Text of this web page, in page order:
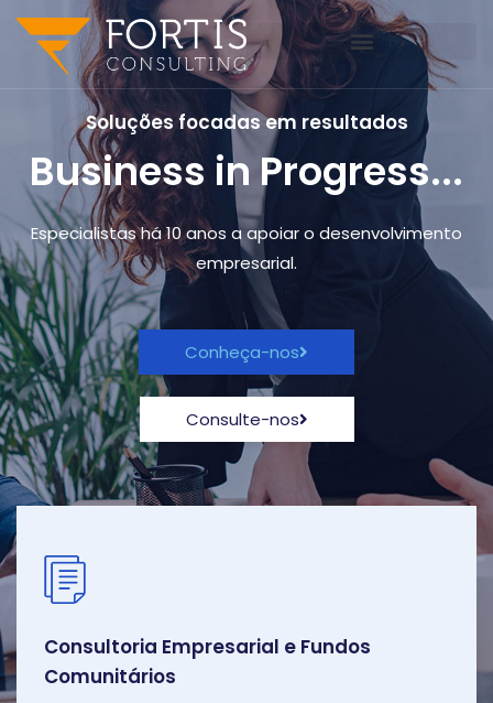
Soluções focadas em resultados
Business in Progress...
Especialistas há 10 anos a apoiar o desenvolvimento
empresarial.
Conheça-nos
Consulte-nos
Consultoria Empresarial e Fundos
Comunitários